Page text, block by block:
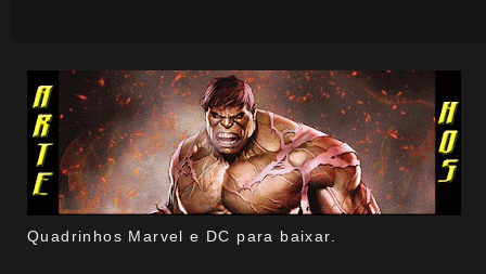
Quadrinhos Marvel e DC para baixar.